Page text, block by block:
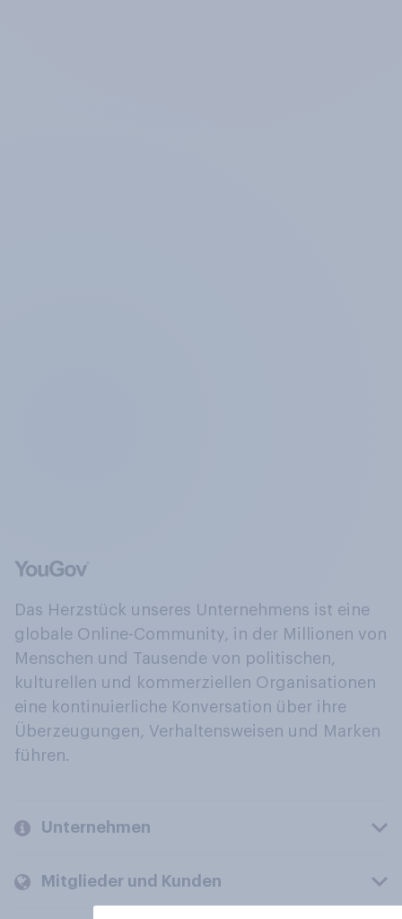
Das Herzstück unseres Unternehmens ist eine
globale Online-Community, in der Millionen von
Menschen und Tausende von politischen,
kulturellen und kommerziellen Organisationen
eine kontinuierliche Konversation über ihre
Überzeugungen, Verhaltensweisen und Marken
führen.
Unternehmen
Mitglieder und Kunden